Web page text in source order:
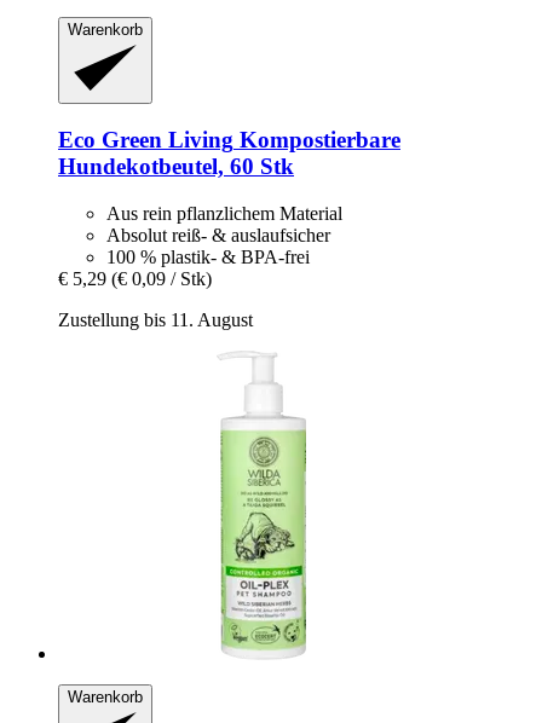
Warenkorb
Eco Green Living Kompostierbare
Hundekotbeutel, 60 Stk
Aus rein pflanzlichem Material
Absolut reiß- & auslaufsicher
100 % plastik- & BPA-frei
€ 5,29 (€ 0,09 / Stk)
Zustellung bis 11. August
Warenkorb